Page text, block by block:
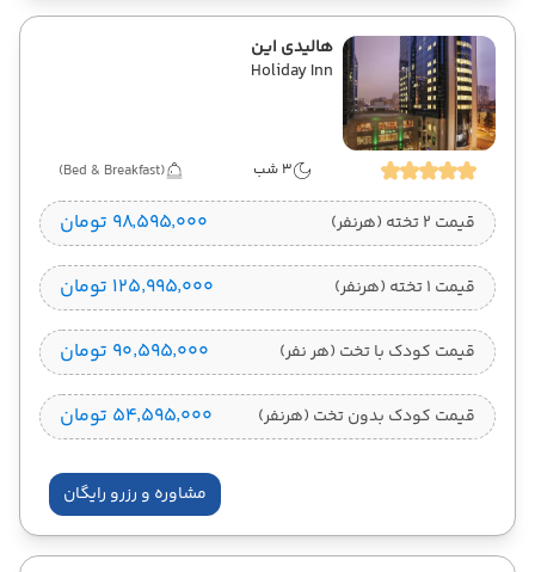
هالیدی این
Holiday Inn
3 شب (Bed & Breakfast)
قیمت 2 تخته (هرنفر) ۹۸٬۵۹۵٬۰۰۰ تومان
قیمت 1 تخته (هرنفر) ۱۲۵٬۹۹۵٬۰۰۰ تومان
قیمت کودک با تخت (هر نفر) ۹۰٬۵۹۵٬۰۰۰ تومان
قیمت کودک بدون تخت (هرنفر) ۵۴٬۵۹۵٬۰۰۰ تومان
مشاوره و رزرو رایگان